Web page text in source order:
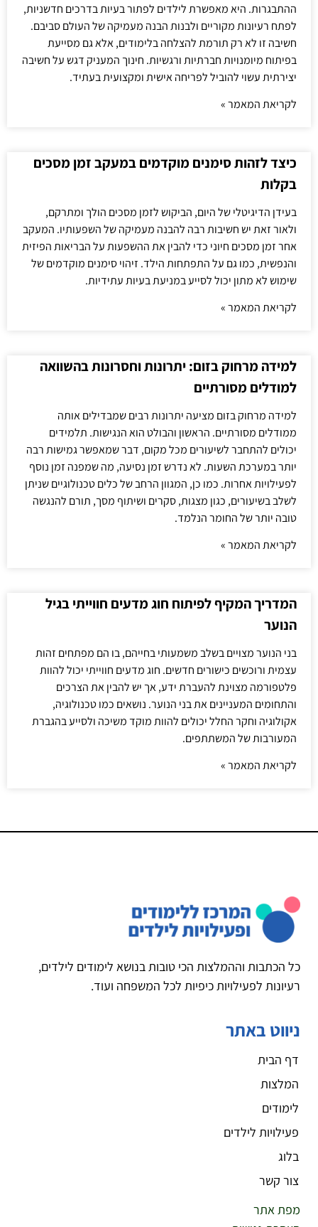
ההתבגרות. היא מאפשרת לילדים לפתור בעיות בדרכים חדשניות,
לפתח רעיונות מקוריים ולבנות הבנה מעמיקה של העולם סביבם.
חשיבה זו לא רק תורמת להצלחה בלימודים, אלא גם מסייעת
בפיתוח מיומנויות חברתיות ורגשיות. חינוך המעניק דגש על חשיבה
יצירתית עשוי להוביל לפריחה אישית ומקצועית בעתיד.
לקריאת המאמר »
כיצד לזהות סימנים מוקדמים במעקב זמן מסכים
בקלות
בעידן הדיגיטלי של היום, הביקוש לזמן מסכים הולך ומתרקם,
ולאור זאת יש חשיבות רבה להבנה מעמיקה של השפעותיו. המעקב
אחר זמן מסכים חיוני כדי להבין את ההשפעות על הבריאות הפיזית
והנפשית, כמו גם על התפתחות הילד. זיהוי סימנים מוקדמים של
שימוש לא מתון יכול לסייע במניעת בעיות עתידיות.
לקריאת המאמר »
למידה מרחוק בזום: יתרונות וחסרונות בהשוואה
למודלים מסורתיים
למידה מרחוק בזום מציעה יתרונות רבים שמבדילים אותה
ממודלים מסורתיים. הראשון והבולט הוא הנגישות. תלמידים
יכולים להתחבר לשיעורים מכל מקום, דבר שמאפשר גמישות רבה
יותר במערכת השעות. לא נדרש זמן נסיעה, מה שמפנה זמן נוסף
לפעילויות אחרות. כמו כן, המגוון הרחב של כלים טכנולוגיים שניתן
לשלב בשיעורים, כגון מצגות, סקרים ושיתוף מסך, תורם להנגשה
טובה יותר של החומר הנלמד.
לקריאת המאמר »
המדריך המקיף לפיתוח חוג מדעים חווייתי בגיל
הנוער
בני הנוער מצויים בשלב משמעותי בחייהם, בו הם מפתחים זהות
עצמית ורוכשים כישורים חדשים. חוג מדעים חווייתי יכול להוות
פלטפורמה מצוינת להעברת ידע, אך יש להבין את הצרכים
והתחומים המעניינים את בני הנוער. נושאים כמו טכנולוגיה,
אקולוגיה וחקר החלל יכולים להוות מוקד משיכה ולסייע בהגברת
המעורבות של המשתתפים.
לקריאת המאמר »
כל הכתבות וההמלצות הכי טובות בנושא לימודים לילדים,
רעיונות לפעילויות כיפיות לכל המשפחה ועוד.
ניווט באתר
דף הבית
המלצות
לימודים
פעילויות לילדים
בלוג
צור קשר
מפת אתר